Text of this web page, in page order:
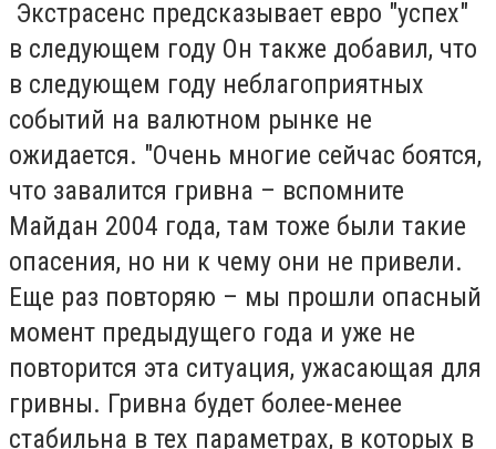
Экстрасенс предсказывает евро "успех"
в следующем году Он также добавил, что
в следующем году неблагоприятных
событий на валютном рынке не
ожидается. "Очень многие сейчас боятся,
что завалится гривна – вспомните
Майдан 2004 года, там тоже были такие
опасения, но ни к чему они не привели.
Еще раз повторяю – мы прошли опасный
момент предыдущего года и уже не
повторится эта ситуация, ужасающая для
гривны. Гривна будет более-менее
стабильна в тех параметрах, в которых в